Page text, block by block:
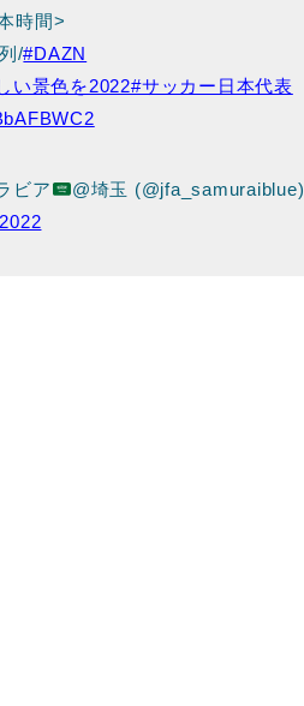
時間>
/#DAZN
い景色を2022#サッカー日本代表
ビア
@埼玉 (@jfa_samuraiblue)